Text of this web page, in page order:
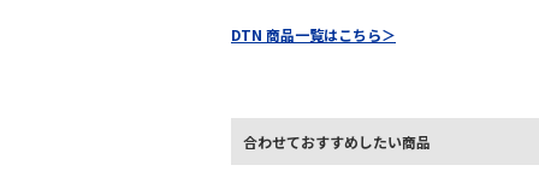
DTN 商品一覧はこちら＞
合わせておすすめしたい商品